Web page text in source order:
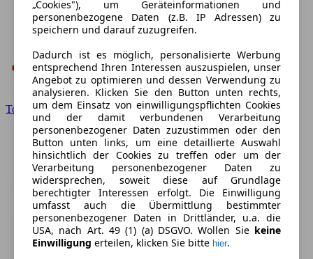
Toyota
„Cookies"), um Geräteinformationen und
personenbezogene Daten (z.B. IP Adressen) zu
speichern und darauf zuzugreifen.
Dadurch ist es möglich, personalisierte Werbung
entsprechend Ihren Interessen auszuspielen, unser
Angebot zu optimieren und dessen Verwendung zu
analysieren. Klicken Sie den Button unten rechts,
um dem Einsatz von einwilligungspflichten Cookies
und der damit verbundenen Verarbeitung
personenbezogener Daten zuzustimmen oder den
Button unten links, um eine detaillierte Auswahl
hinsichtlich der Cookies zu treffen oder um der
Verarbeitung personenbezogener Daten zu
widersprechen, soweit diese auf Grundlage
berechtigter Interessen erfolgt. Die Einwilligung
umfasst auch die Übermittlung bestimmter
personenbezogener Daten in Drittländer, u.a. die
USA, nach Art. 49 (1) (a) DSGVO. Wollen Sie keine
Einwilligung erteilen, klicken Sie bitte hier.